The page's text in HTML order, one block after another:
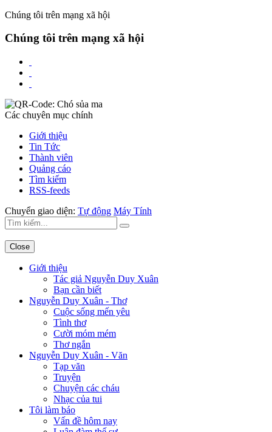
Chúng tôi trên mạng xã hội
Chúng tôi trên mạng xã hội
Các chuyên mục chính
Giới thiệu
Tin Tức
Thành viên
Quảng cáo
Tìm kiếm
RSS-feeds
Chuyển giao diện: Tự động Máy Tính
Close
Giới thiệu
Tác giả Nguyễn Duy Xuân
Bạn cần biết
Nguyễn Duy Xuân - Thơ
Cuộc sống mến yêu
Tình thơ
Cười móm mém
Thơ ngắn
Nguyễn Duy Xuân - Văn
Tạp văn
Truyện
Chuyện các cháu
Nhạc của tui
Tôi làm báo
Vấn đề hôm nay